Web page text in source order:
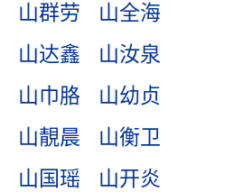
山群劳
山全海
山达鑫
山汝泉
山巾胳
山幼贞
山靚晨
山衡卫
山国瑶
山开炎